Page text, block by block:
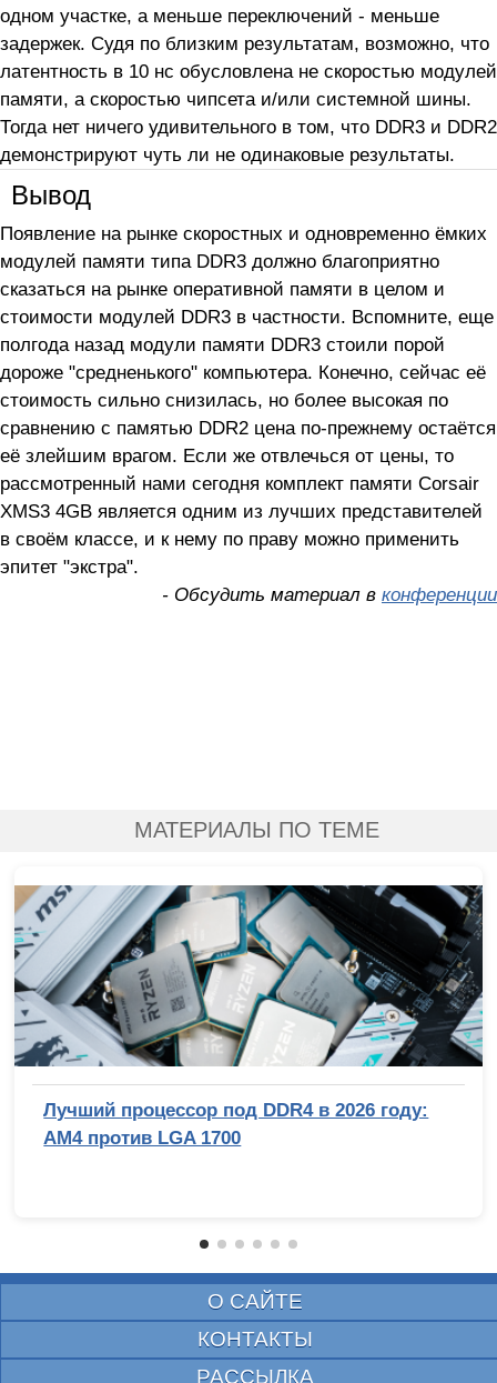
одном участке, а меньше переключений - меньше
задержек. Судя по близким результатам, возможно, что
латентность в 10 нс обусловлена не скоростью модулей
памяти, а скоростью чипсета и/или системной шины.
Тогда нет ничего удивительного в том, что DDR3 и DDR2
демонстрируют чуть ли не одинаковые результаты.
Вывод
Появление на рынке скоростных и одновременно ёмких
модулей памяти типа DDR3 должно благоприятно
сказаться на рынке оперативной памяти в целом и
стоимости модулей DDR3 в частности. Вспомните, еще
полгода назад модули памяти DDR3 стоили порой
дороже "средненького" компьютера. Конечно, сейчас её
стоимость сильно снизилась, но более высокая по
сравнению с памятью DDR2 цена по-прежнему остаётся
её злейшим врагом. Если же отвлечься от цены, то
рассмотренный нами сегодня комплект памяти Corsair
XMS3 4GB является одним из лучших представителей
в своём классе, и к нему по праву можно применить
эпитет "экстра".
- Обсудить материал в конференции
МАТЕРИАЛЫ ПО ТЕМЕ
Лучший процессор под DDR4 в 2026 году:
AM4 против LGA 1700
О САЙТЕ
КОНТАКТЫ
РАССЫЛКА